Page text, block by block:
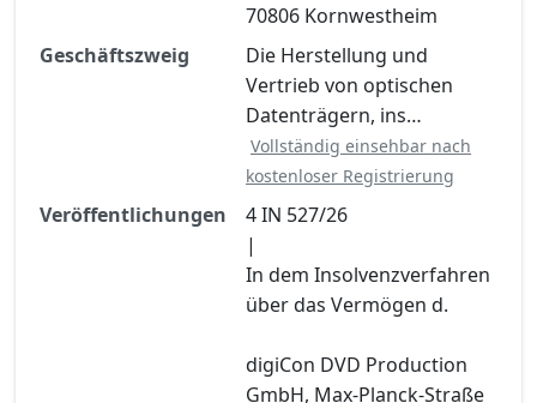
Jetzt kostenlos registrieren
70806 Kornwestheim
Geschäftszweig
Die Herstellung und
Vertrieb von optischen
Datenträgern, ins…
Vollständig einsehbar nach
kostenloser Registrierung
Veröffentlichungen
4 IN 527/26
|
In dem Insolvenzverfahren
über das Vermögen d.
digiCon DVD Production
GmbH, Max-Planck-Straße